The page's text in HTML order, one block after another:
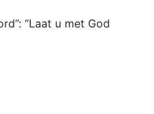
“Laat u met God